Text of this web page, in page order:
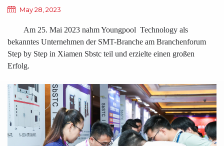
May 28, 2023
Am 25. Mai 2023 nahm Youngpool Technology als
bekanntes Unternehmen der SMT-Branche am Branchenforum
Step by Step in Xiamen Sbstc teil und erzielte einen großen
Erfolg.